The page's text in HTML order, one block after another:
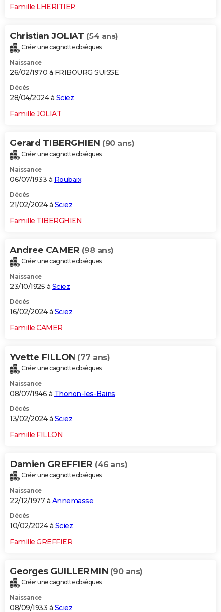
Famille LHERITIER
Christian JOLIAT (54 ans)
Créer une cagnotte obsèques
Naissance
26/02/1970 à FRIBOURG SUISSE
Décès
28/04/2024 à Sciez
Famille JOLIAT
Gerard TIBERGHIEN (90 ans)
Créer une cagnotte obsèques
Naissance
06/07/1933 à Roubaix
Décès
21/02/2024 à Sciez
Famille TIBERGHIEN
Andree CAMER (98 ans)
Créer une cagnotte obsèques
Naissance
23/10/1925 à Sciez
Décès
16/02/2024 à Sciez
Famille CAMER
Yvette FILLON (77 ans)
Créer une cagnotte obsèques
Naissance
08/07/1946 à Thonon-les-Bains
Décès
13/02/2024 à Sciez
Famille FILLON
Damien GREFFIER (46 ans)
Créer une cagnotte obsèques
Naissance
22/12/1977 à Annemasse
Décès
10/02/2024 à Sciez
Famille GREFFIER
Georges GUILLERMIN (90 ans)
Créer une cagnotte obsèques
Naissance
08/09/1933 à Sciez